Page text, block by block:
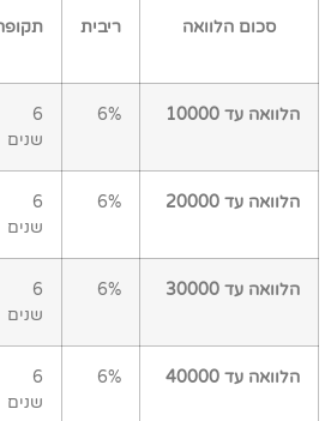
סכום הלוואה ריבית
הלוואה עד 10000 6%
6
שנים
הלוואה עד 20000 6%
6
שנים
הלוואה עד 30000 6%
6
שנים
הלוואה עד 40000 6%
6
שנים